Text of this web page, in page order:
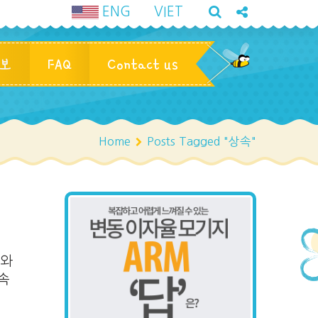
ENG VIET
FAQ Contact us
Home Posts Tagged "상속"